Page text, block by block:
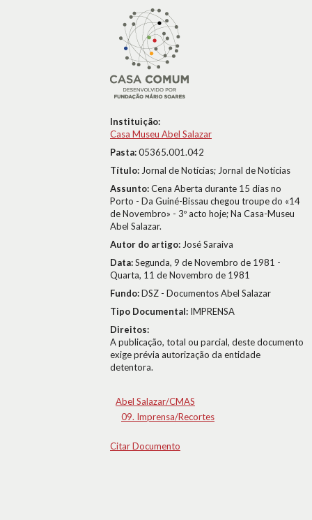
Instituição:
Casa Museu Abel Salazar
Pasta:05365.001.042
Título: Jornal de Notícias; Jornal de Notícias
Assunto:Cena Aberta durante 15 dias no
Porto - Da Guiné-Bissau chegou troupe do «14
de Novembro» - 3º acto hoje; Na Casa-Museu
Abel Salazar.
Autor do artigo: José Saraiva
Data:Segunda, 9 de Novembro de 1981 -
Quarta, 11 de Novembro de 1981
Fundo:DSZ - Documentos Abel Salazar
Tipo Documental: IMPRENSA
Direitos:
A publicação, total ou parcial, deste documento
exige prévia autorização da entidade
detentora.
Abel Salazar/CMAS
09. Imprensa/Recortes
Citar Documento